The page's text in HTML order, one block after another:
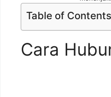
Table of Contents
Cara